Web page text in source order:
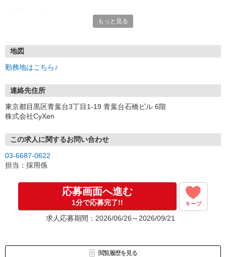
お気軽にご連絡ください♪
・内定通知
↓
・入社手続き
皆様のご応募お待ちしております♪
法人名：マウンドストーン株式会社
※株式会社CyXenで応募受付（採用コンサルタント会社）
もっと見る
地図
勤務地はこちら♪
連絡先住所
東京都目黒区青葉台3丁目1-19 青葉台石橋ビル 6階
株式会社CyXen
この求人に関するお問い合わせ
03-6687-0622
担当：採用係
応募画面へ進む
1分で応募完了!! キープ
求人応募期間：2026/06/26～2026/09/21
閲覧履歴を見る